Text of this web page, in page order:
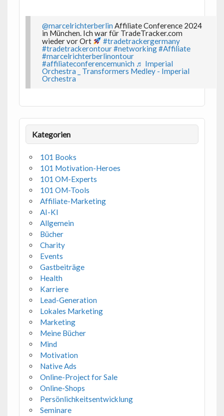
@marcelrichterberlin Affiliate Conference 2024
in München. Ich war für TradeTracker.com
wieder vor Ort
#tradetrackergermany
#tradetrackerontour#networking#Affiliate
#marcelrichterberlinontour
#affiliateconferencemunich ♬ Imperial
Orchestra _ Transformers Medley - Imperial
Orchestra
Kategorien
101 Books
101 Motivation-Heroes
101 OM-Experts
101 OM-Tools
Affiliate-Marketing
AI-KI
Allgemein
Bücher
Charity
Events
Gastbeiträge
Health
Karriere
Lead-Generation
Lokales Marketing
Marketing
Meine Bücher
Mind
Motivation
Native Ads
Online-Project for Sale
Online-Shops
Persönlichkeitsentwicklung
Seminare